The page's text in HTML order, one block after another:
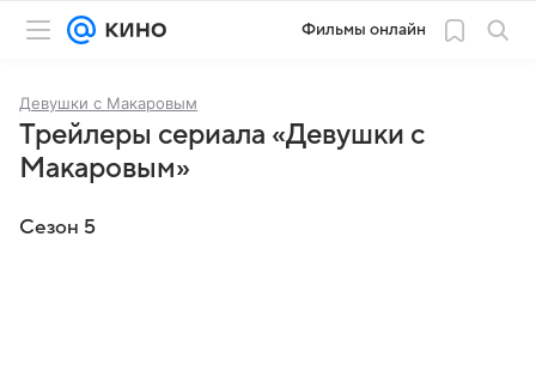
Фильмы онлайн
Девушки с Макаровым
Трейлеры сериала «Девушки с
Макаровым»
Сезон 5